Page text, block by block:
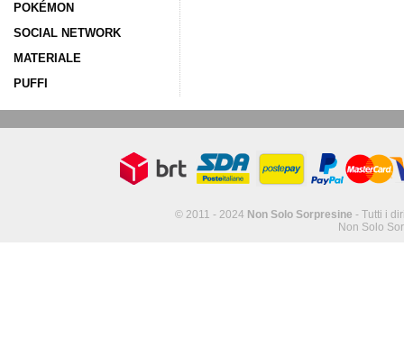
POKÉMON
SOCIAL NETWORK
MATERIALE
PUFFI
© 2011 - 2024 Non Solo Sorpresine - Tutti i
Non Solo